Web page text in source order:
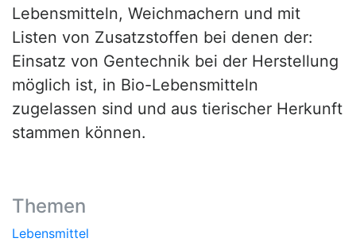
Lebensmitteln, Weichmachern und mit
Listen von Zusatzstoffen bei denen der:
Einsatz von Gentechnik bei der Herstellung
möglich ist, in Bio-Lebensmitteln
zugelassen sind und aus tierischer Herkunft
stammen können.
Themen
Lebensmittel